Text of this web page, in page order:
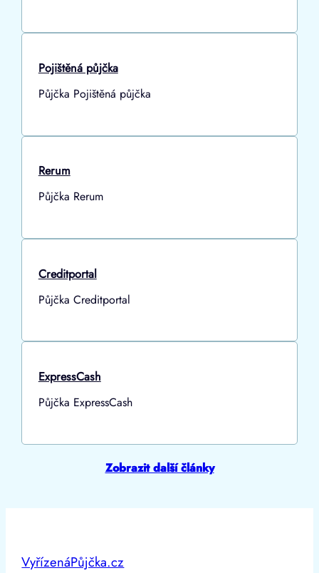
Pojištěná půjčka
Půjčka Pojištěná půjčka
Rerum
Půjčka Rerum
Creditportal
Půjčka Creditportal
ExpressCash
Půjčka ExpressCash
Zobrazit další články
VyřízenáPůjčka.cz